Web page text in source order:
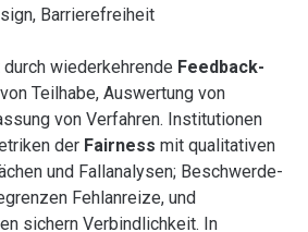
Barrierefreiheit
wiederkehrende Feedback-
Teilhabe, Auswertung von
von Verfahren. Institutionen
der Fairness mit qualitativen
und Fallanalysen; Beschwerde-
Fehlanreize, und
sichern Verbindlichkeit. In